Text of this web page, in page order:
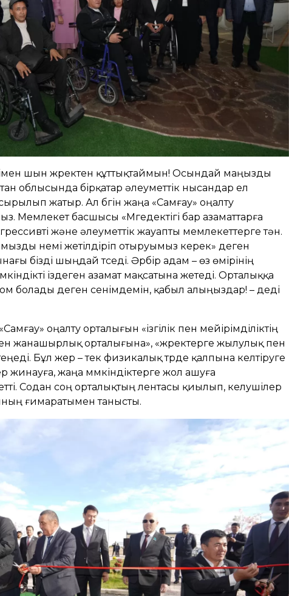
шын жүректен құттықтаймын! Осындай маңызды
облысында бірқатар әлеуметтік нысандар ел
жатыр. Ал бүгін жаңа «Самғау» оңалту
Мемлекет басшысы «Мүгедектігі бар азаматтарға
және әлеуметтік жауапты мемлекеттерге тән.
үнемі жетілдіріп отыруымыз керек» деген
бізді шыңдай түседі. Әрбір адам – өз өмірінің
іздеген азамат мақсатына жетеді. Орталыққа
болады деген сенімдемін, қабыл алыңыздар! – деді
оңалту орталығын «ізгілік пен мейірімділіктің
жанашырлық орталығына», «жүректерге жылулық пен
Бұл жер – тек физикалық түрде қалпына келтіруге
жинауға, жаңа мүмкіндіктерге жол ашуға
Содан соң орталықтың лентасы қиылып, келушілер
ғимаратымен танысты.